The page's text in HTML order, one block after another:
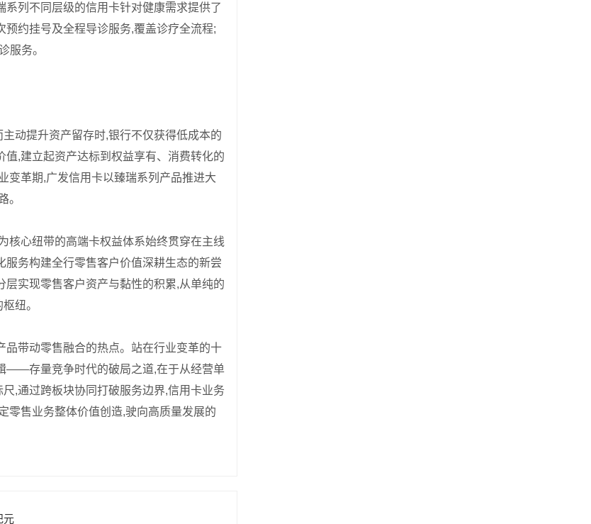
列不同层级的信用卡针对健康需求提供了
约挂号及全程导诊服务,覆盖诊疗全流程;
服务。
动提升资产留存时,银行不仅获得低成本的
,建立起资产达标到权益享有、消费转化的
变革期,广发信用卡以臻瑞系列产品推进大
。
核心纽带的高端卡权益体系始终贯穿在主线
务构建全行零售客户价值深耕生态的新尝
实现零售客户资产与黏性的积累,从单纯的
纽。
品带动零售融合的热点。站在行业变革的十
——存量竞争时代的破局之道,在于从经营单
,通过跨板块协同打破服务边界,信用卡业务
零售业务整体价值创造,驶向高质量发展的
元